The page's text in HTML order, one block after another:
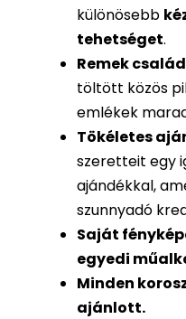
különösebb
tehetséget.
Remek
töltött közös
emlékek
Tökéletes
szeretteit egy
ajándékkal,
szunnyadó
Saját
egyedi
Minden
ajánlott.